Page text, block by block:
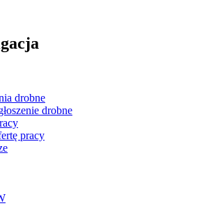
drobne
drobne
pracy